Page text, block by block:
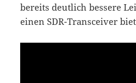
bereits deutlich bessere
einen SDR-Transceiver